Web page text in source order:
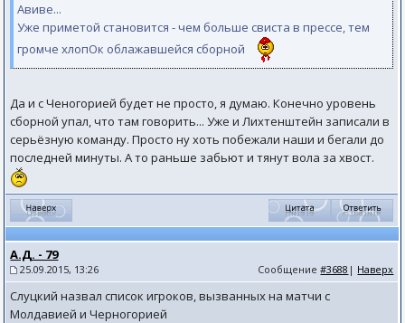
Авиве...
Уже приметой становится - чем больше свиста в прессе, тем
громче хлопОк облажавшейся сборной
Да и с Ченогорией будет не просто, я думаю. Конечно уровень
сборной упал, что там говорить... Уже и Лихтенштейн записали в
серьёзную команду. Просто ну хоть побежали наши и бегали до
последней минуты. А то раньше забьют и тянут вола за хвост.
А.Д. - 79
25.09.2015, 13:26 Сообщение#3688 | Наверх
Слуцкий назвал список игроков, вызванных на матчи с
Молдавией и Черногорией